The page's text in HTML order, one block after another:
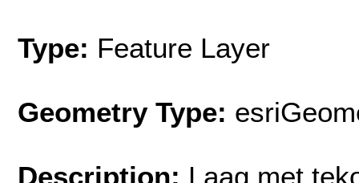
Type: Feature Layer
Geometry Type:
Description: Laag met